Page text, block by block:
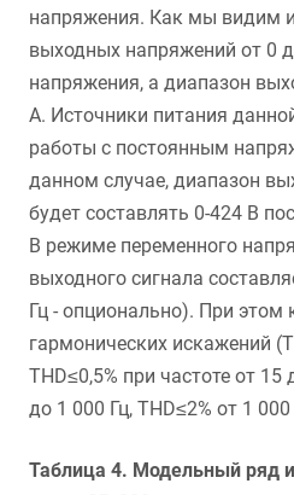
напряжения. Как мы видим
выходных напряжений от 0
напряжения, а диапазон
А. Источники питания
работы с постоянным
данном случае, диапазон
будет составлять 0-424 В
В режиме переменного
выходного сигнала
Гц - опционально). При
гармонических искажений
THD≤0,5% при частоте от 15
до 1 000 Гц, THD≤2% от 1
Таблица 4. Модельный ряд